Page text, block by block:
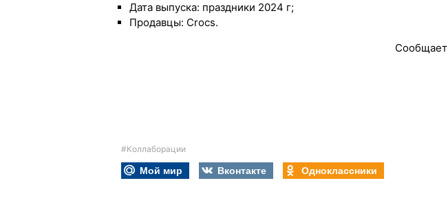
Дата выпуска: праздники 2024 г;
Продавцы: Crocs.
Сообщает
#Коллаборации
Мой мир Вконтакте Одноклассники